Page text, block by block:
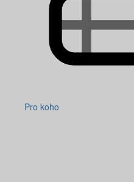
Pro koho